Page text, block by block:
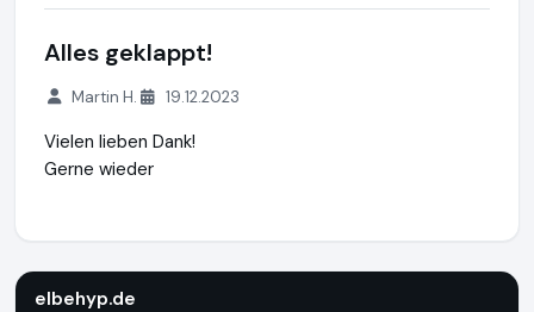
Alles geklappt!
Martin H. 19.12.2023
Vielen lieben Dank!
Gerne wieder
elbehyp.de